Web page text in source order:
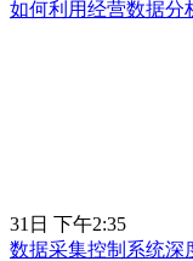
如何利用经营数据分
31日 下午2:35
数据采集控制系统深